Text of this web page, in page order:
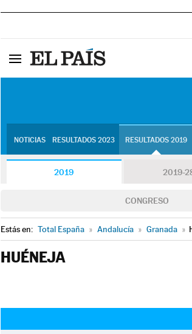
NOTICIAS RESULTADOS 2023 RESULTADOS 2019
2019 2019-
CONGRESO
Estás en: Total España » Andalucía » Granada »
HUÉNEJA